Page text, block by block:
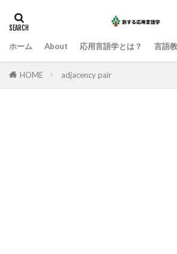
ホーム About 応用言語学とは？ 言語
HOME adjacency pair